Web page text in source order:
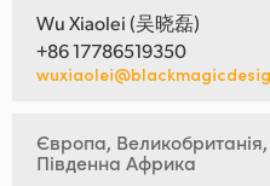
Wu Xiaolei (吴晓磊)
+86 17786519350
Європа, Великобританія,
Південна Африка